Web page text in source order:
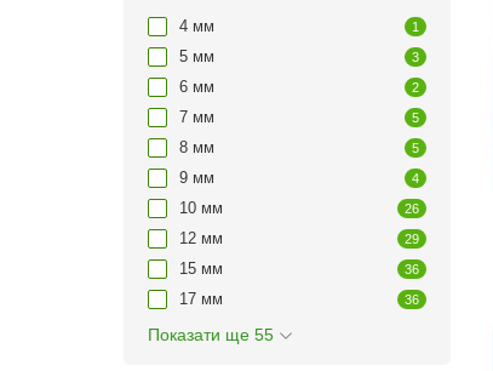
4 мм 1
5 мм 3
6 мм 2
7 мм 5
8 мм 5
9 мм 4
10 мм 26
12 мм 29
15 мм 36
17 мм 36
Показати ще 55